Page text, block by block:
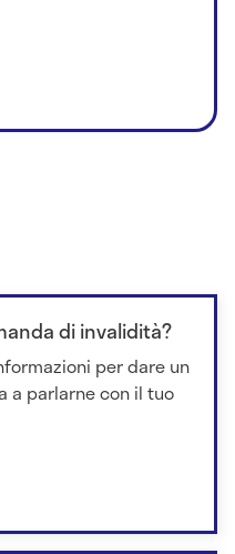
di invalidità?
per dare un
a parlarne con il tuo